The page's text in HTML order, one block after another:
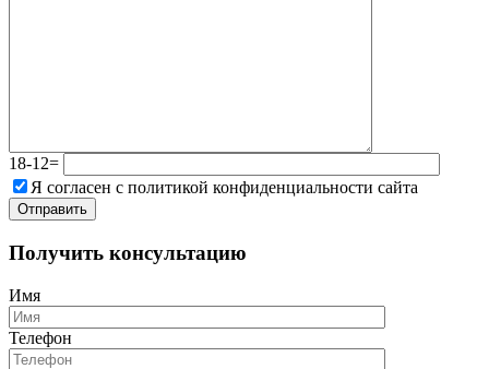
18-12=
Я согласен с политикой конфиденциальности сайта
Получить консультацию
Имя
Телефон